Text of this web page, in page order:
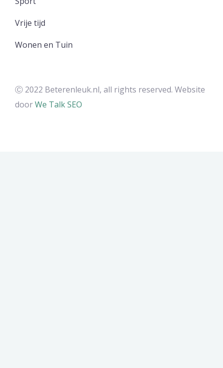
Vrije tijd
Wonen en Tuin
Ⓒ 2022 Beterenleuk.nl, all rights reserved. Website
doorWe Talk SEO